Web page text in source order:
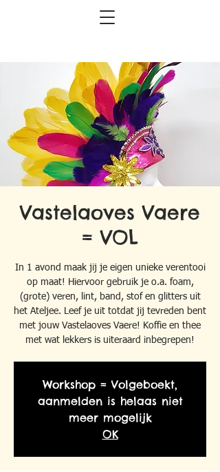
Vastelaoves Vaere
= VOL
In 1 avond maak jij je eigen unieke verentooi
op maat! Hiervoor gebruik je o.a. foam,
(grote) veren, lint, band, stof en glitters uit
het Ateljee. Leef je uit totdat jij tevreden bent
met jouw Vastelaoves Vaere! Koffie en thee
met wat lekkers is uiteraard inbegrepen!
Workshop = Volgeboekt,
aanmelden is helaas niet
meer mogelijk
OK